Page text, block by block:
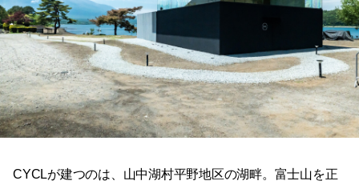
CYCLが建つのは、山中湖村平野地区の湖畔。富士山を正